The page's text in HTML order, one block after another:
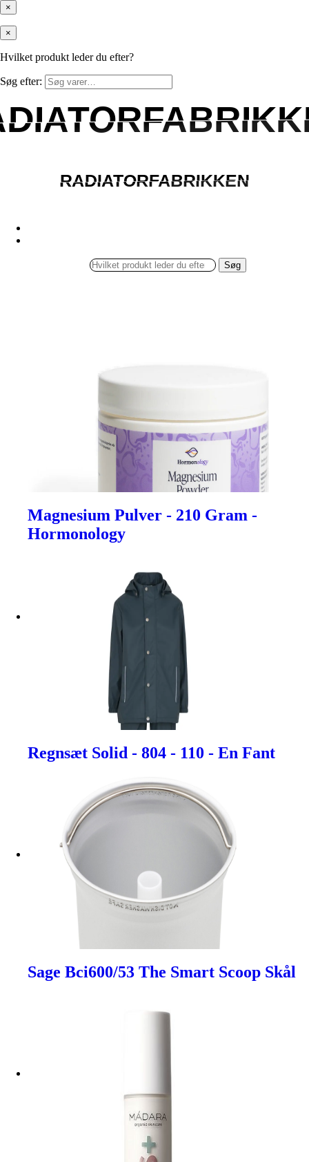
×
×
Hvilket produkt leder du efter?
Søg efter:
RADIATORFABRIKKEN
RADIATORFABRIKKEN
Søg
Magnesium Pulver - 210 Gram -
Hormonology
Regnsæt Solid - 804 - 110 - En Fant
Sage Bci600/53 The Smart Scoop Skål